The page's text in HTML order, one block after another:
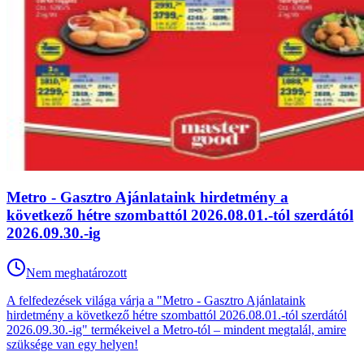
Metro - Gasztro Ajánlataink hirdetmény a
következő hétre szombattól 2026.08.01.-tól szerdától
2026.09.30.-ig
Nem meghatározott
A felfedezések világa várja a "Metro - Gasztro Ajánlataink
hirdetmény a következő hétre szombattól 2026.08.01.-tól szerdától
2026.09.30.-ig" termékeivel a Metro-tól – mindent megtalál, amire
szüksége van egy helyen!